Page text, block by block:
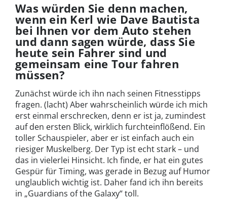
Was würden Sie denn machen,
wenn ein Kerl wie Dave Bautista
bei Ihnen vor dem Auto stehen
und dann sagen würde, dass Sie
heute sein Fahrer sind und
gemeinsam eine Tour fahren
müssen?
Zunächst würde ich ihn nach seinen Fitnesstipps
fragen. (lacht) Aber wahrscheinlich würde ich mich
erst einmal erschrecken, denn er ist ja, zumindest
auf den ersten Blick, wirklich furchteinflößend. Ein
toller Schauspieler, aber er ist einfach auch ein
riesiger Muskelberg. Der Typ ist echt stark – und
das in vielerlei Hinsicht. Ich finde, er hat ein gutes
Gespür für Timing, was gerade in Bezug auf Humor
unglaublich wichtig ist. Daher fand ich ihn bereits
in „Guardians of the Galaxy“ toll.